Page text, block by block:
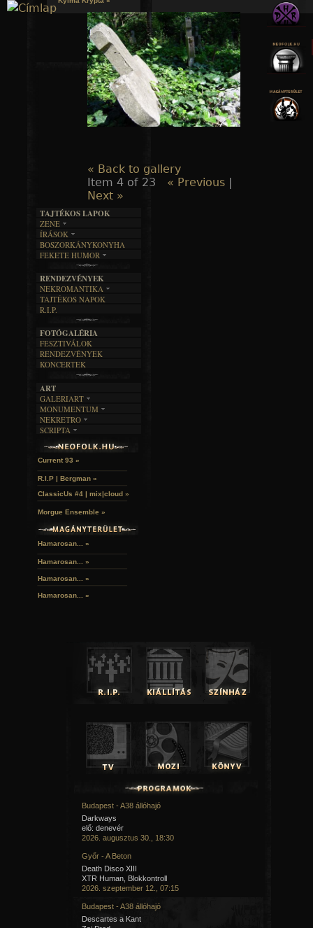
Jump to navigation
« Back to gallery
Item 4 of 23
« Previous |
Next »
TAJTÉKOS LAPOK
ZENE
EGYÜTTESEK
INTERJÚK
FORDÍTÁSOK
DALSZÖVEGEK
ÍRÁSOK
IRODALOM
FILM
MŰVÉSZET
ÍRÁSTÖRTÉNET
BOSZORKÁNYKONYHA
FEKETE HUMOR
SZÖVEGES
RENDEZVÉNYEK
NEKROMANTIKA
AKTUÁLIS
A MÚLT
TAJTÉKOS NAPOK
R.I.P.
FOTÓGALÉRIA
FESZTIVÁLOK
RENDEZVÉNYEK
KONCERTEK
ART
GALERIART
ARTGALERI
KÉPREGÉNYEK
LAKÁSKULTS
MONUMENTUM
TEMETŐK
TEMPLOMOK
VÁRAK
HELYEK
NEKRETRO
SZUBKULT
FEKETE LYUK
RELIKVIÁK
SCRIPTA
NOVELLÁK
Current 93 »
R.I.P | Bergman »
ClassicUs #4 | mix|cloud »
Morgue Ensemble »
Hamarosan... »
Hamarosan... »
Hamarosan... »
Hamarosan... »
Budapest - A38 állóhajó
Darkways
elő: denevér
2026. augusztus 30., 18:30
Győr - A Beton
Death Disco XIII
XTR Human, Blokkontroll
2026. szeptember 12., 07:15
Budapest - A38 állóhajó
Descartes a Kant